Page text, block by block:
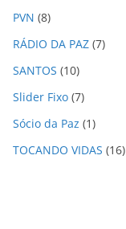
PVN (8)
RÁDIO DA PAZ (7)
SANTOS (10)
Slider Fixo (7)
Sócio da Paz (1)
TOCANDO VIDAS (16)